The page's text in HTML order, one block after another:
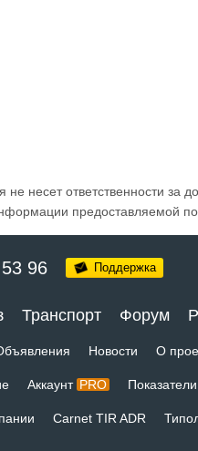
несет ответственности за
предоставляемой
96 Поддержка
Транспорт Форум
Новости О
Аккаунт PRO Показатели
Carnet TIR ADR